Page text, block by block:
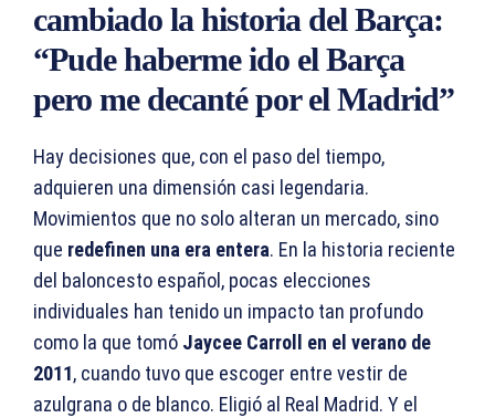
cambiado la historia del Barça:
“Pude haberme ido el Barça
pero me decanté por el Madrid”
Hay decisiones que, con el paso del tiempo,
adquieren una dimensión casi legendaria.
Movimientos que no solo alteran un mercado, sino
que redefinen una era entera. En la historia reciente
del baloncesto español, pocas elecciones
individuales han tenido un impacto tan profundo
como la que tomó Jaycee Carroll en el verano de
2011, cuando tuvo que escoger entre vestir de
azulgrana o de blanco. Eligió al Real Madrid. Y el